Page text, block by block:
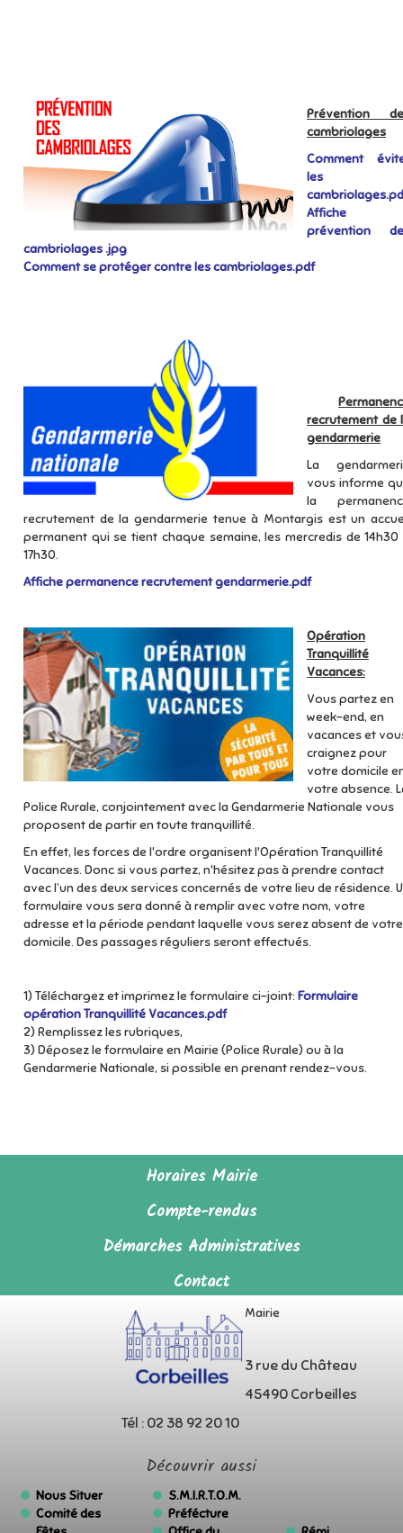
Prévention
cambriolages
Comment
les
Affiche
prévention
cambriolages .jpg
Comment se protéger contre les cambriolages.pdf
recrutement de
gendarmerie
La
vous informe
la
recrutement de la gendarmerie tenue à Montargis est un
permanent qui se tient chaque semaine, les mercredis de 14h30
17h30.
Affiche permanence recrutement gendarmerie.pdf
Opération
Tranquillité
Vacances:
Vous partez en
week-end, en
vacances et
craignez pour
votre domicile
votre absence.
Police Rurale, conjointement avec la Gendarmerie Nationale vous
proposent de partir en toute tranquillité.
En effet, les forces de l'ordre organisent l'Opération Tranquillité
Vacances. Donc si vous partez, n'hésitez pas à prendre contact
avec l’un des deux services concernés de votre lieu de résidence.
formulaire vous sera donné à remplir avec votre nom, votre
adresse et la période pendant laquelle vous serez absent de votre
domicile. Des passages réguliers seront effectués.
1) Téléchargez et imprimez le formulaire ci-joint: Formulaire
opération Tranquillité Vacances.pdf
2) Remplissez les rubriques,
3) Déposez le formulaire en Mairie (Police Rurale) ou à la
Gendarmerie Nationale, si possible en prenant rendez-vous.
Horaires Mairie
Compte-rendus
Démarches Administratives
Contact
Mairie
3 rue du Château
45490 Corbeilles
Tél : 02 38 92 20 10
Découvrir aussi
Nous Situer
Comité des
S.M.I.R.T.O.M.
Préfécture